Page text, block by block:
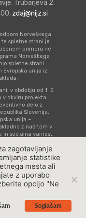
Trubarjeva 2,
zdaj@nijz.si
Norveškega
spletne strani je
primeru ne
Norveškega
spletne strani
Evropska unija iz
v obdobju od 1. 5.
v okviru projekta
delo z
Slovenija,
unija –
z načrtom v
in socialna varnost,
kakovosti
Idearna
pridržane
zagotavljanje
statistike
mesta ali
z uporabo
opcijo "Ne
Soglašam
Priprava na prihod
Tvegana vedenja
Posebnosti in
nosečnosti
Koraki skozi
Koronavirus
Sodelovalno
Skrb za varnost
Nega in
dojenčkom
Skrb za zdravje
Dojenček in
obremenjujoče
Šolski otrok
s posebnimi
Otrok s statusom
registriranega
Koronavirus
Preventivno
varstvo
Spletna
#tosemjaz
Video vsebine
Vsebine za
starše
Mladostnik s
registriranega
Ostalo
aktivnosti
Seznam
zdravnikov šol
Zbrana
Gradiva v
jeziku Materiale
shqipe